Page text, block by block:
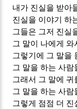
내가 진실을 받아
진실을 이야기 하
그들은 그저 진실
그 말이 나에게
그렇기에 그 말을
그 말을 하는 사
그래서 그 말에 귀
그 말을 하는 사
그렇게 점점 더